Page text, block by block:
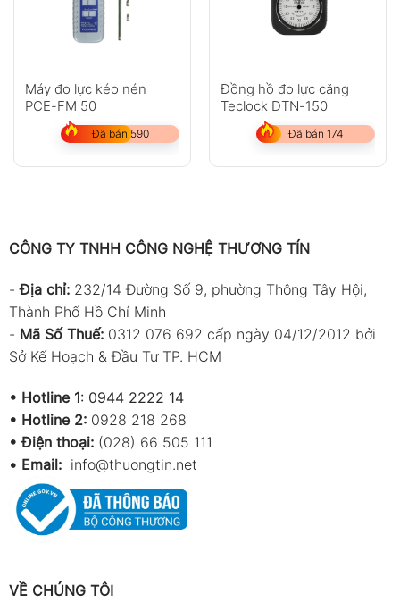
Máy đo lực kéo nén
PCE-FM 50
Đã bán 590
Đồng hồ đo lực căng
Teclock DTN-150
Đã bán 174
CÔNG TY TNHH CÔNG NGHỆ THƯƠNG TÍN
-Địa chỉ: 232/14 Đường Số 9, phường Thông Tây Hội,
Thành Phố Hồ Chí Minh
- Mã Số Thuế: 0312 076 692 cấp ngày 04/12/2012 bởi
Sở Kế Hoạch & Đầu Tư TP. HCM
• Hotline 1: 0944 2222 14
• Hotline 2: 0928 218 268
• Điện thoại: (028) 66 505 111
• Email: info@thuongtin.net
VỀ CHÚNG TÔI